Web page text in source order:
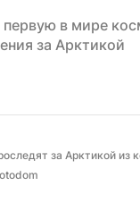
первую в мире
за Арктикой
за Арктикой из